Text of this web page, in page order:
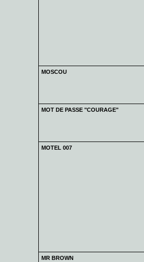
MOSCOU
MOT DE PASSE "COURAGE"
MOTEL 007
MR BROWN